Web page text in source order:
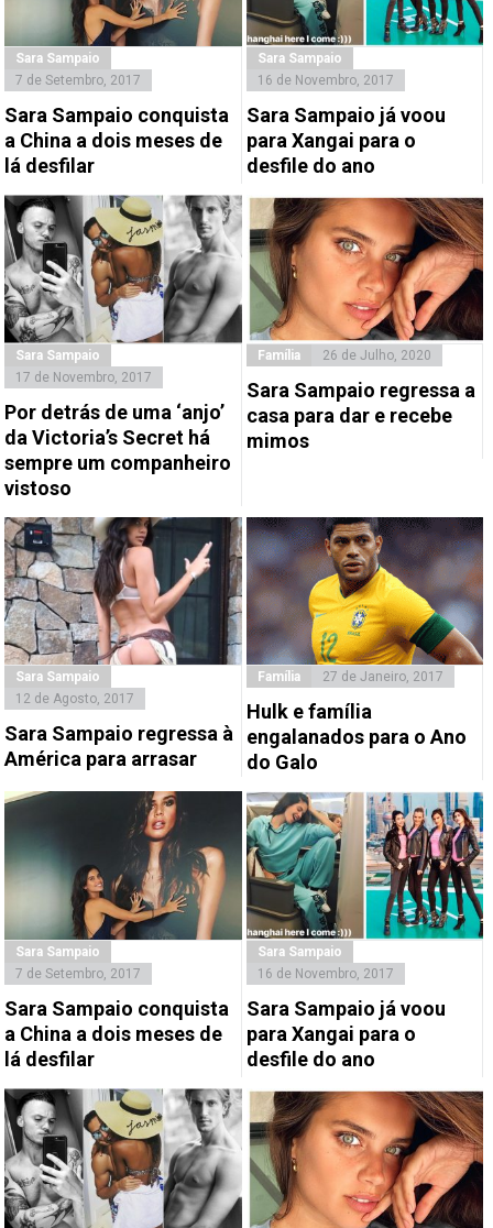
Sara Sampaio
7 de Setembro, 2017
Sara Sampaio conquista
a China a dois meses de
lá desfilar
Sara Sampaio
16 de Novembro, 2017
Sara Sampaio já voou
para Xangai para o
desfile do ano
Sara Sampaio
17 de Novembro, 2017
Por detrás de uma ‘anjo’
da Victoria’s Secret há
sempre um companheiro
vistoso
Família 26 de Julho, 2020
Sara Sampaio regressa a
casa para dar e recebe
mimos
Sara Sampaio
12 de Agosto, 2017
Sara Sampaio regressa à
América para arrasar
Família 27 de Janeiro, 2017
Hulk e família
engalanados para o Ano
do Galo
Sara Sampaio
7 de Setembro, 2017
Sara Sampaio conquista
a China a dois meses de
lá desfilar
Sara Sampaio
16 de Novembro, 2017
Sara Sampaio já voou
para Xangai para o
desfile do ano